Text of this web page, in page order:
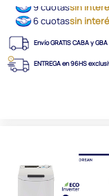
9 cuotassin
6 cuotassin
Envío GRATIS CABA y GBA
ENTREGA en 96HS